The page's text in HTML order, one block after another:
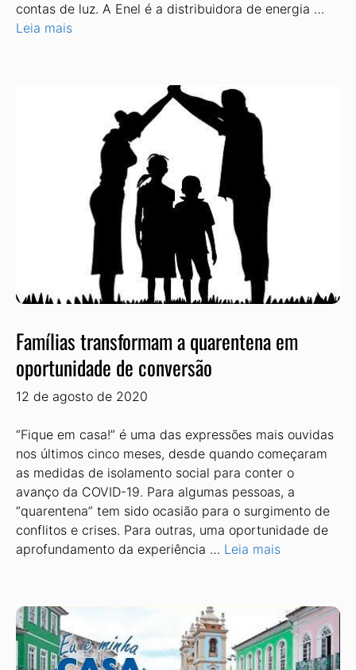
contas de luz. A Enel é a distribuidora de energia …
Leia mais
Famílias transformam a quarentena em
oportunidade de conversão
12 de agosto de 2020
“Fique em casa!” é uma das expressões mais ouvidas
nos últimos cinco meses, desde quando começaram
as medidas de isolamento social para conter o
avanço da COVID-19. Para algumas pessoas, a
“quarentena” tem sido ocasião para o surgimento de
conflitos e crises. Para outras, uma oportunidade de
aprofundamento da experiência … Leia mais